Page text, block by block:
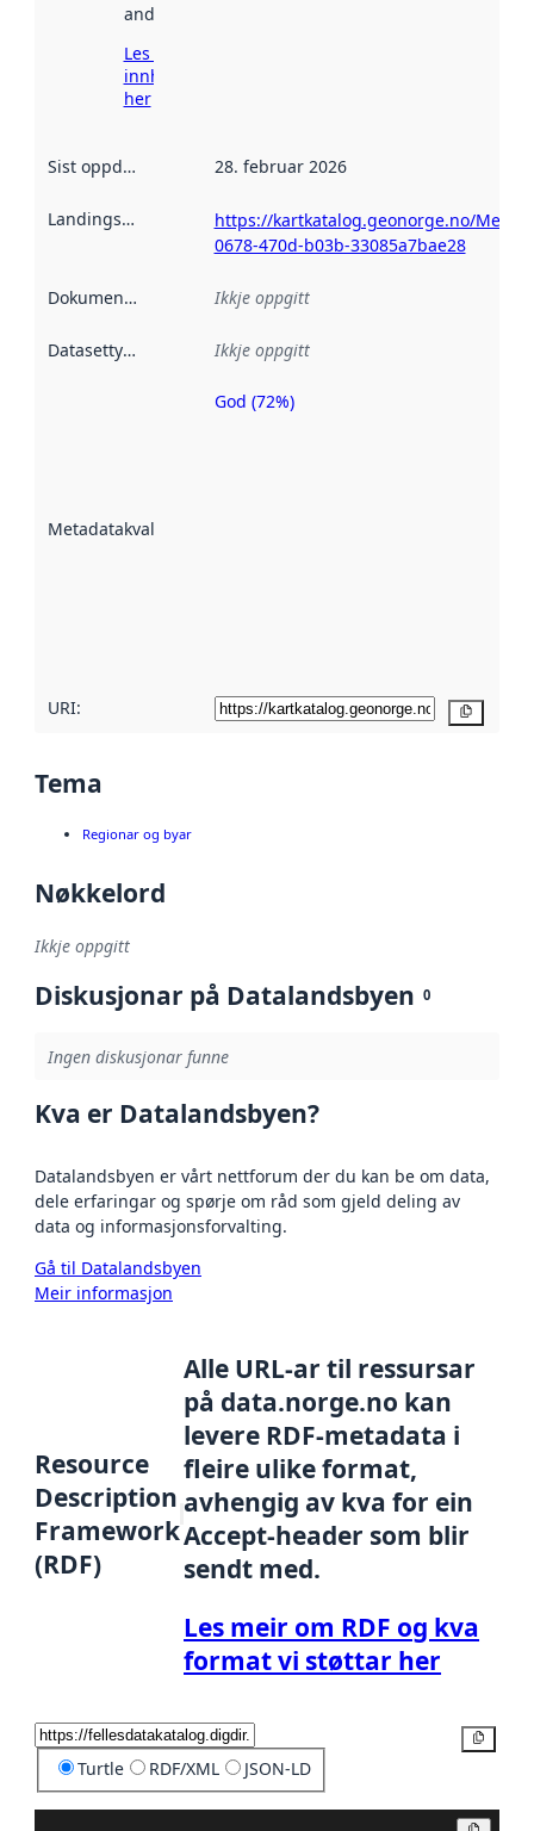
andre stader.
Les meir om
innhenting
her
Sist oppdatert 28. februar 2026
Landingsside
https://kartkatalog.geonorge.no/
0678-470d-b03b-33085a7bae28
Dokumentasjon Ikkje oppgitt
Datasettype Ikkje oppgitt
Metadatakvalitet
Metadatakvalitet
God (72%)
URI:
Tema
Regionar og byar
Nøkkelord
Ikkje oppgitt
Diskusjonar på Datalandsbyen 0
Ingen diskusjonar funne
Kva er Datalandsbyen?
Datalandsbyen er vårt nettforum der du kan be om data,
dele erfaringar og spørje om råd som gjeld deling av
data og informasjonsforvalting.
Gå til Datalandsbyen
Meir informasjon
Resource
Description
Framework
(RDF)
Alle URL-ar til ressursar
på data.norge.no kan
levere RDF-metadata i
fleire ulike format,
avhengig av kva for ein
Accept-header som blir
sendt med.
Les meir om RDF og kva
format vi støttar her
Turtle RDF/XML JSON-LD